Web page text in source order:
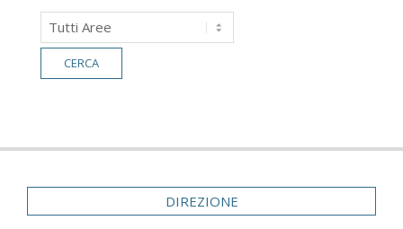
DIREZIONE